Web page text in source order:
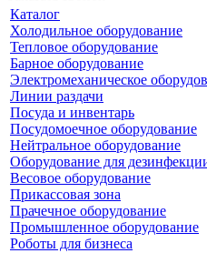
Каталог
Холодильное оборудование
Тепловое оборудование
Барное оборудование
Электромеханическое
Линии раздачи
Посуда и инвентарь
Посудомоечное оборудование
Нейтральное оборудование
Оборудование для
Весовое оборудование
Прикассовая зона
Прачечное оборудование
Промышленное оборудование
Роботы для бизнеса